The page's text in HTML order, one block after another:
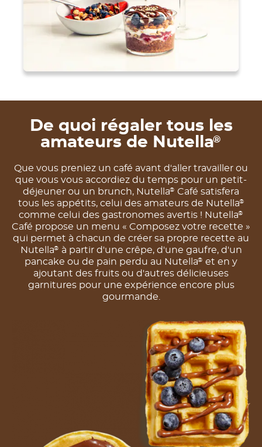
De quoi régaler tous les
amateurs de Nutella®
Que vous preniez un café avant d'aller travailler ou
que vous vous accordiez du temps pour un petit-
déjeuner ou un brunch, Nutella® Café satisfera
tous les appétits, celui des amateurs de Nutella®
comme celui des gastronomes avertis ! Nutella®
Café propose un menu « Composez votre recette »
qui permet à chacun de créer sa propre recette au
Nutella®
à partir d'une crêpe, d'une gaufre, d'un
pancake ou de pain perdu au Nutella® et en y
ajoutant des fruits ou d'autres délicieuses
garnitures pour une expérience encore plus
gourmande.